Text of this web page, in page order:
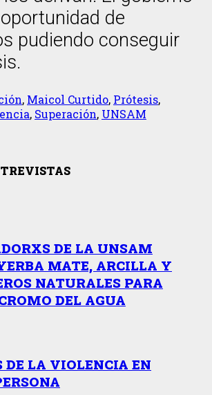
de
pudiendo conseguir
, Maicol Curtido, Prótesis,
, Superación, UNSAM
DE LA UNSAM
MATE, ARCILLA Y
NATURALES PARA
DEL AGUA
LA VIOLENCIA EN